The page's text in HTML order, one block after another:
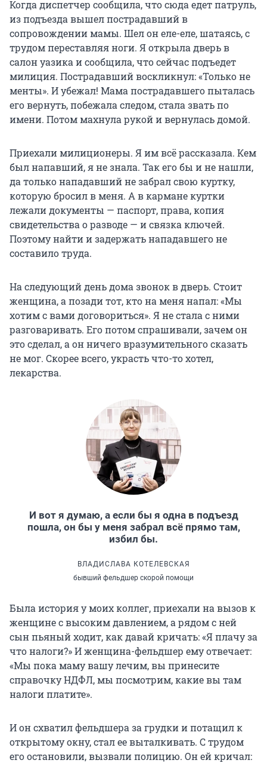
Когда диспетчер сообщила, что сюда едет патруль,
из подъезда вышел пострадавший в
сопровождении мамы. Шел он еле-еле, шатаясь, с
трудом переставляя ноги. Я открыла дверь в
салон уазика и сообщила, что сейчас подъедет
милиция. Пострадавший воскликнул: «Только не
менты». И убежал! Мама пострадавшего пыталась
его вернуть, побежала следом, стала звать по
имени. Потом махнула рукой и вернулась домой.
Приехали милиционеры. Я им всё рассказала. Кем
был напавший, я не знала. Так его бы и не нашли,
да только нападавший не забрал свою куртку,
которую бросил в меня. А в кармане куртки
лежали документы — паспорт, права, копия
свидетельства о разводе — и связка ключей.
Поэтому найти и задержать нападавшего не
составило труда.
На следующий день дома звонок в дверь. Стоит
женщина, а позади тот, кто на меня напал: «Мы
хотим с вами договориться». Я не стала с ними
разговаривать. Его потом спрашивали, зачем он
это сделал, а он ничего вразумительного сказать
не мог. Скорее всего, украсть что-то хотел,
лекарства.
И вот я думаю, а если бы я одна в подъезд
пошла, он бы у меня забрал всё прямо там,
избил бы.
ВЛАДИСЛАВА КОТЕЛЕВСКАЯ
бывший фельдшер скорой помощи
Была история у моих коллег, приехали на вызов к
женщине с высоким давлением, а рядом с ней
сын пьяный ходит, как давай кричать: «Я плачу за
что налоги?» И женщина-фельдшер ему отвечает:
«Мы пока маму вашу лечим, вы принесите
справочку НДФЛ, мы посмотрим, какие вы там
налоги платите».
И он схватил фельдшера за грудки и потащил к
открытому окну, стал ее выталкивать. С трудом
его остановили, вызвали полицию. Он ей кричал: